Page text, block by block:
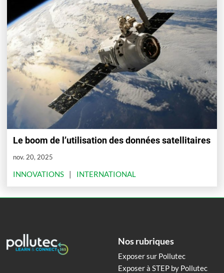
Le boom de l’utilisation des données satellitaires
nov. 20, 2025
INNOVATIONS INTERNATIONAL
Nos rubriques
Exposer sur Pollutec
Exposer à STEP by Pollutec